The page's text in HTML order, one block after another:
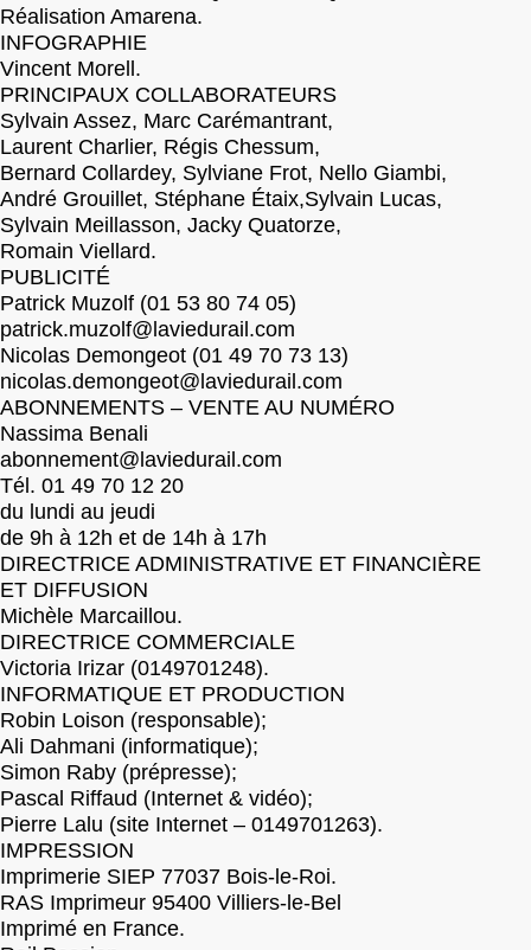
Réalisation Amarena.
INFOGRAPHIE
Vincent Morell.
PRINCIPAUX COLLABORATEURS
Sylvain Assez, Marc Carémantrant,
Laurent Charlier, Régis Chessum,
Bernard Collardey, Sylviane Frot, Nello Giambi,
André Grouillet, Stéphane Étaix,Sylvain Lucas,
Sylvain Meillasson, Jacky Quatorze,
Romain Viellard.
PUBLICITÉ
Patrick Muzolf (01 53 80 74 05)
patrick.muzolf@laviedurail.com
Nicolas Demongeot (01 49 70 73 13)
nicolas.demongeot@laviedurail.com
ABONNEMENTS – VENTE AU NUMÉRO
Nassima Benali
abonnement@laviedurail.com
Tél. 01 49 70 12 20
du lundi au jeudi
de 9h à 12h et de 14h à 17h
DIRECTRICE ADMINISTRATIVE ET FINANCIÈRE
ET DIFFUSION
Michèle Marcaillou.
DIRECTRICE COMMERCIALE
Victoria Irizar (0149701248).
INFORMATIQUE ET PRODUCTION
Robin Loison (responsable);
Ali Dahmani (informatique);
Simon Raby (prépresse);
Pascal Riffaud (Internet & vidéo);
Pierre Lalu (site Internet – 0149701263).
IMPRESSION
Imprimerie SIEP 77037 Bois-le-Roi.
RAS Imprimeur 95400 Villiers-le-Bel
Imprimé en France.